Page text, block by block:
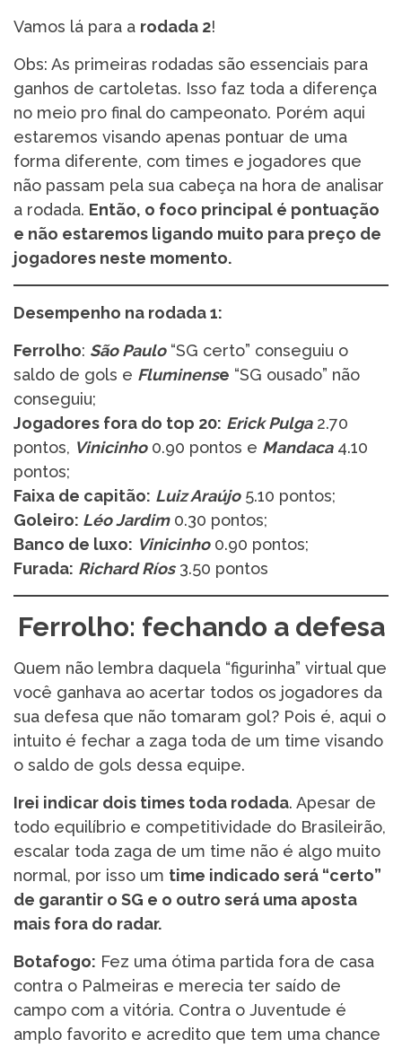
Vamos lá para a rodada 2!
Obs: As primeiras rodadas são essenciais para
ganhos de cartoletas. Isso faz toda a diferença
no meio pro final do campeonato. Porém aqui
estaremos visando apenas pontuar de uma
forma diferente, com times e jogadores que
não passam pela sua cabeça na hora de analisar
a rodada. Então, o foco principal é pontuação
e não estaremos ligando muito para preço de
jogadores neste momento.
Desempenho na rodada 1:
Ferrolho: São Paulo“SG certo” conseguiu o
saldo de gols e Fluminense “SG ousado” não
conseguiu;
Jogadores fora do top 20: Erick Pulga2.70
pontos, Vinicinho0.90 pontos e Mandaca4.10
pontos;
Faixa de capitão: Luiz Araújo5.10 pontos;
Goleiro: Léo Jardim0.30 pontos;
Banco de luxo: Vinicinho0.90 pontos;
Furada: Richard Ríos3.50 pontos
Ferrolho: fechando a defesa
Quem não lembra daquela “figurinha” virtual que
você ganhava ao acertar todos os jogadores da
sua defesa que não tomaram gol? Pois é, aqui o
intuito é fechar a zaga toda de um time visando
o saldo de gols dessa equipe.
Irei indicar dois times toda rodada. Apesar de
todo equilíbrio e competitividade do Brasileirão,
escalar toda zaga de um time não é algo muito
normal, por isso um time indicado será “certo”
de garantir o SG e o outro será uma aposta
mais fora do radar.
Botafogo: Fez uma ótima partida fora de casa
contra o Palmeiras e merecia ter saído de
campo com a vitória. Contra o Juventude é
amplo favorito e acredito que tem uma chance